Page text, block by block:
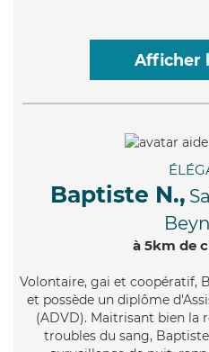
Afficher
Baptiste N.,
à 5km de
Volontaire, gai et coopératif,
et possède un diplôme
(ADVD). Maitrisant bien la
troubles du sang,